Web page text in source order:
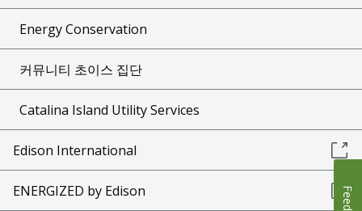
Energy Conservation
커뮤니티 초이스 집단
Catalina Island Utility Services
Edison International
ENERGIZED by Edison